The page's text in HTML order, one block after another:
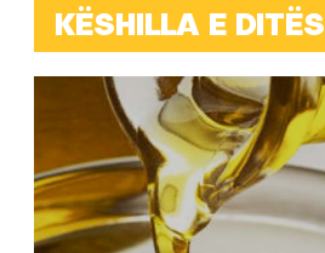
KËSHILLA E DITËS